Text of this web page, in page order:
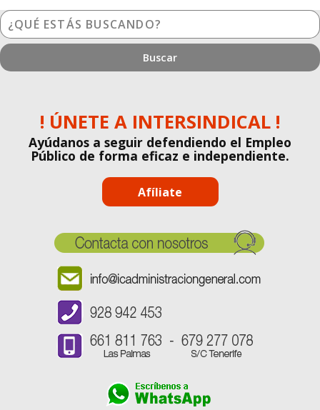
¿Qué
estás
buscando?
! ÚNETE A INTERSINDICAL !
Ayúdanos a seguir defendiendo el Empleo
Público de forma eficaz e independiente.
Afíliate